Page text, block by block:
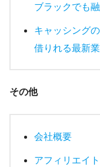
ブラックでも
キャッシング
借りれる最新
その他
会社概要
アフィリエイ